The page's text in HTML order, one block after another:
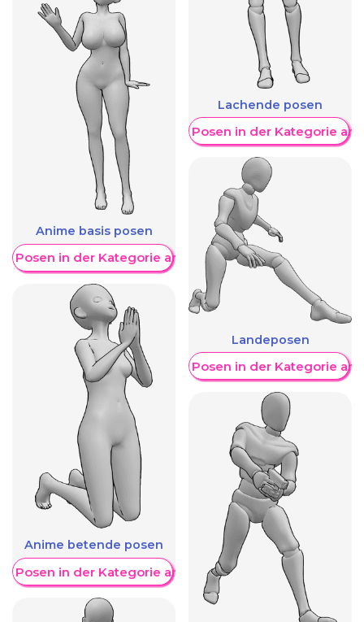
Anime basis posen
Posen in der Kategorie anzeigen
Anime betende posen
Posen in der Kategorie anzeigen
Lachende posen
Weitere Posen in der Kategorie
Landeposen
Weitere Posen in der Kategorie